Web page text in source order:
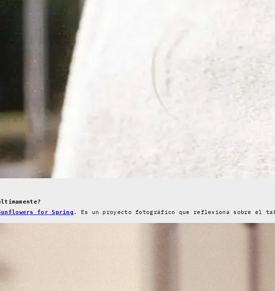
for Spring . Es un proyecto fotográfico que reflexiona sobre el